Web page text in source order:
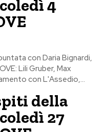
4
con Daria Bignardi,
Lili Gruber, Max
con L'Assedio,...
della
27